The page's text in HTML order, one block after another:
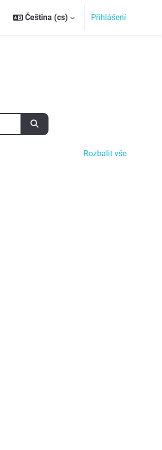
Čeština ‎(cs)‎ Přihlášení
Vyhledat kurzy
Rozbalit vše